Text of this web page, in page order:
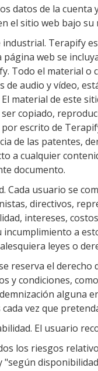
datos de la
el sitio web bajo
Terapify
web se
Todo el material o
de audio y vídeo,
material de este
copiado,
escrito de
de las patentes,
a cualquier
documento.
Cada usuario se
directivos,
intereses,
a
leyes o
reserva el
y condiciones,
alguna
vez que
El usuario
los riesgos
"según